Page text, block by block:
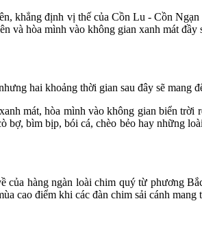
khẳng định vị thế của Cồn Lu - Cồn
và hòa mình vào không gian xanh mát đầy
hai khoảng thời gian sau đây sẽ mang
mát, hòa mình vào không gian biển
bìm bịp, bói cá, chèo bẻo hay những
hàng ngàn loài chim quý từ phương
cao điểm khi các đàn chim sải cánh